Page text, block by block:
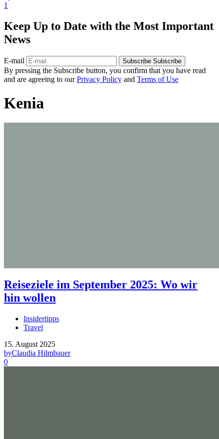
1
Keep Up to Date with the Most Important
News
E-mail Subscribe Subscribe
By pressing the Subscribe button, you confirm that you have read
and are agreeing to ourPrivacy Policy and Terms of Use
Kenia
Reiseziele im September 2025: Wo wir
hin wollen
Insidertipps
Travel
15. August 2025
byClaudia Hilmbauer
0